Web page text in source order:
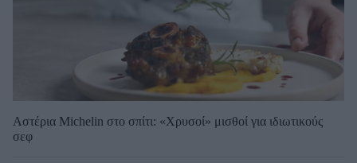
Αστέρια Michelin στο σπίτι: «Χρυσοί» μισθοί για ιδιωτικούς
σεφ